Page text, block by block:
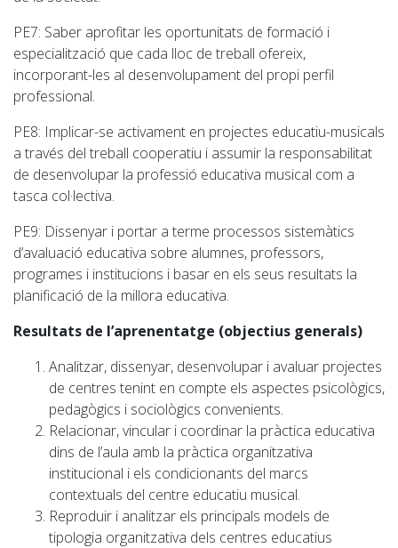
PE7: Saber aprofitar les oportunitats de formació i
especialització que cada lloc de treball ofereix,
incorporant-les al desenvolupament del propi perfil
professional.
PE8: Implicar-se activament en projectes educatiu-musicals
a través del treball cooperatiu i assumir la responsabilitat
de desenvolupar la professió educativa musical com a
tasca col·lectiva.
PE9: Dissenyar i portar a terme processos sistemàtics
d’avaluació educativa sobre alumnes, professors,
programes i institucions i basar en els seus resultats la
planificació de la millora educativa.
Resultats de l’aprenentatge (objectius generals)
Analitzar, dissenyar, desenvolupar i avaluar projectes
de centres tenint en compte els aspectes psicològics,
pedagògics i sociològics convenients.
Relacionar, vincular i coordinar la pràctica educativa
dins de l’aula amb la pràctica organitzativa
institucional i els condicionants del marcs
contextuals del centre educatiu musical.
Reproduir i analitzar els principals models de
tipologia organitzativa dels centres educatius